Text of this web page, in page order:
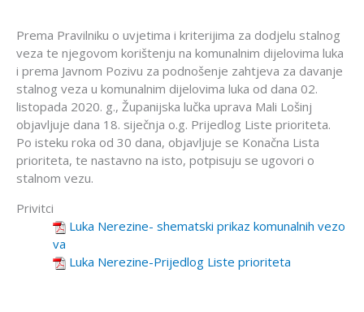
Prema Pravilniku o uvjetima i kriterijima za dodjelu stalnog
veza te njegovom korištenju na komunalnim dijelovima luka
i prema Javnom Pozivu za podnošenje zahtjeva za davanje
stalnog veza u komunalnim dijelovima luka od dana 02.
listopada 2020. g., Županijska lučka uprava Mali Lošinj
objavljuje dana 18. siječnja o.g. Prijedlog Liste prioriteta.
Po isteku roka od 30 dana, objavljuje se Konačna Lista
prioriteta, te nastavno na isto, potpisuju se ugovori o
stalnom vezu.
Privitci
Luka Nerezine- shematski prikaz komunalnih vezo
va
Luka Nerezine-Prijedlog Liste prioriteta